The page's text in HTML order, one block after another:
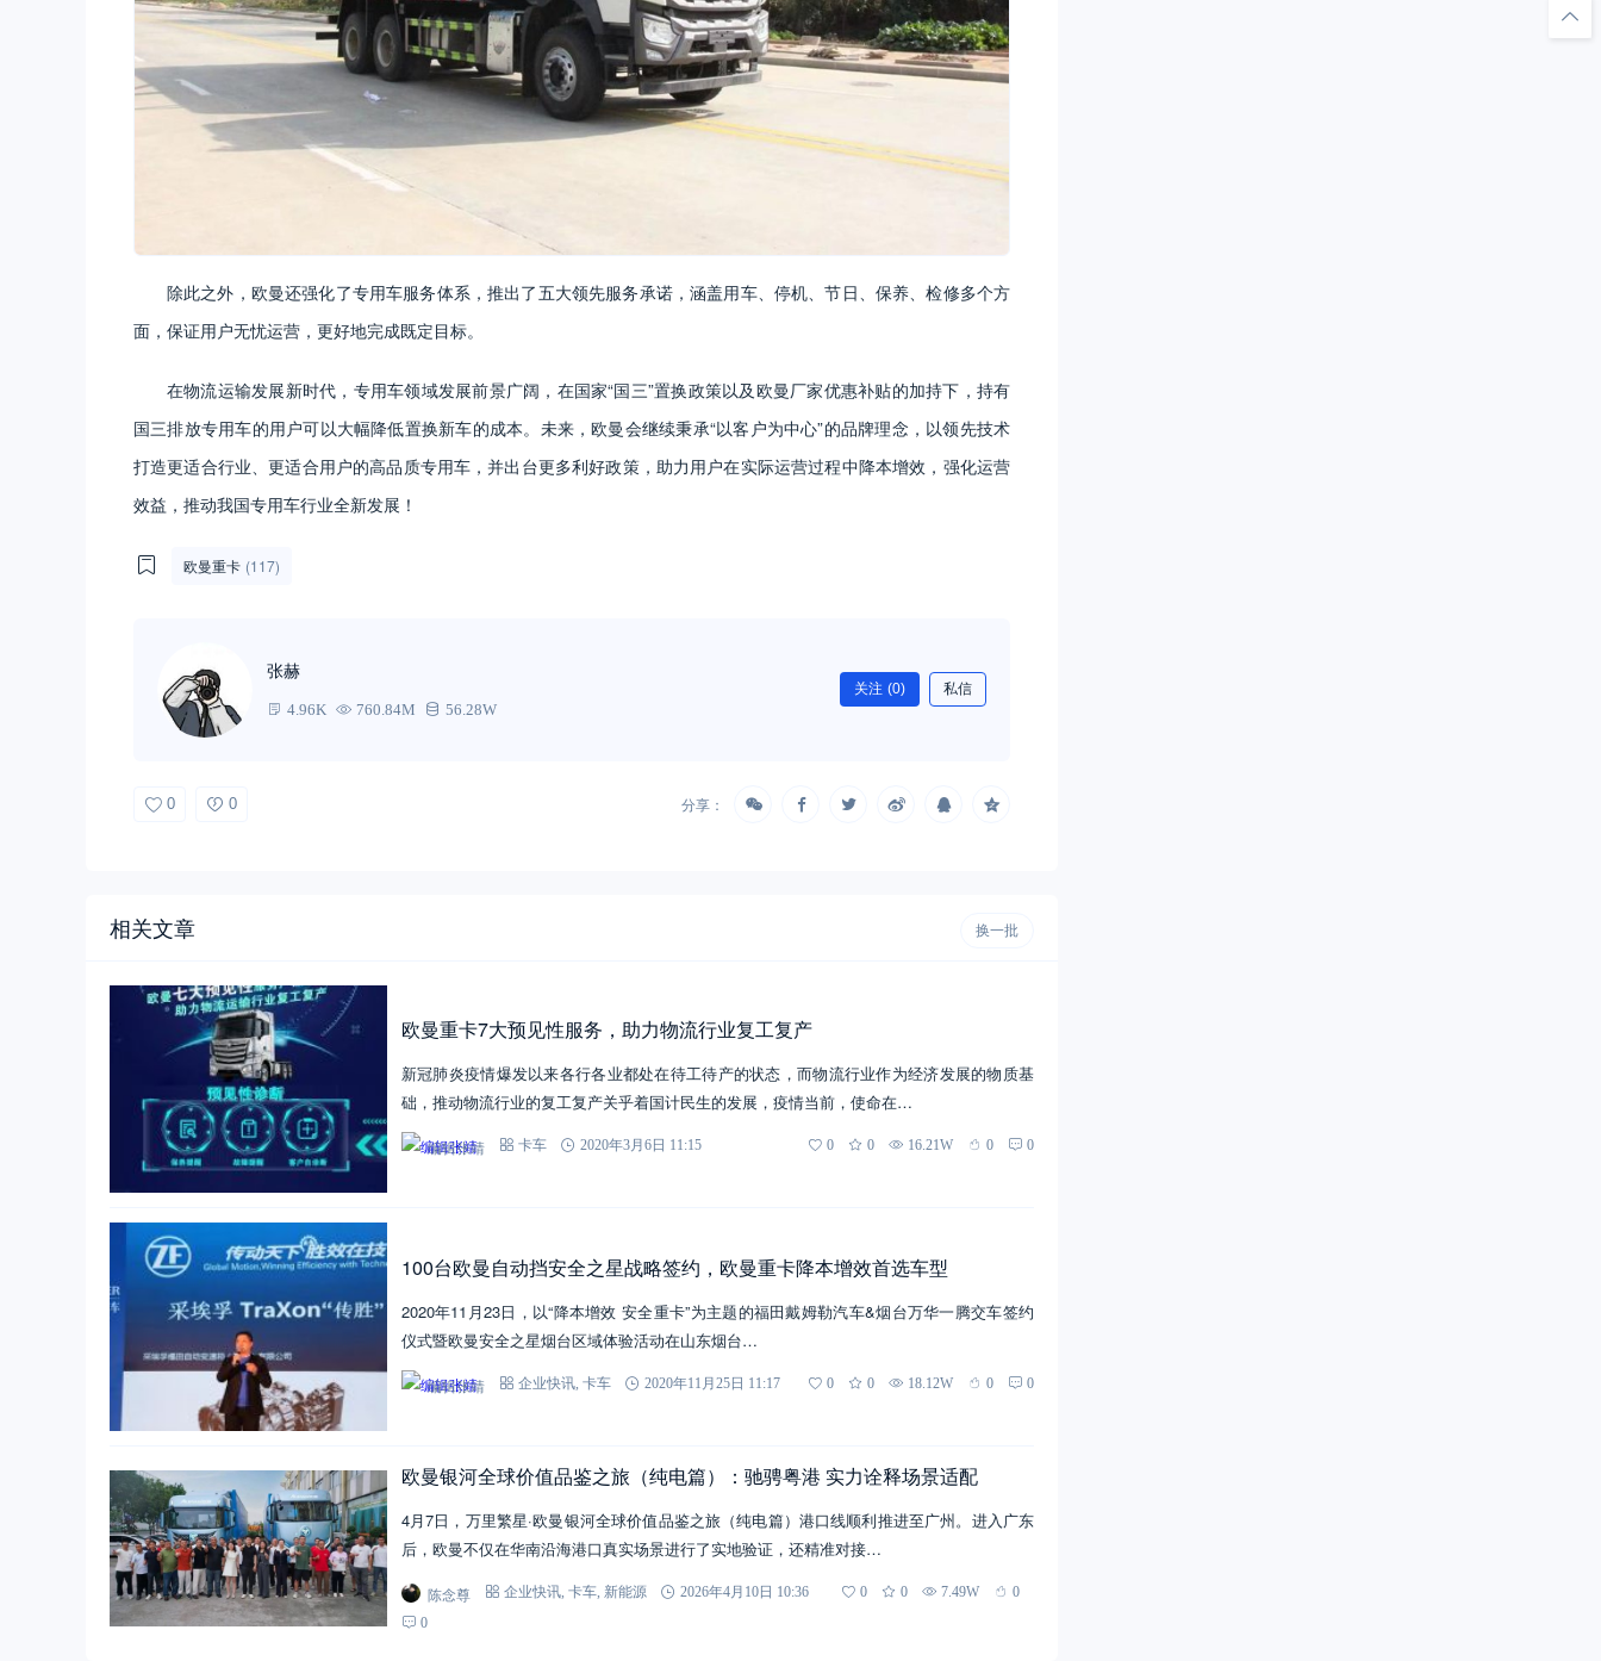
除此之外，欧曼还强化了专用车服务体系，推出了五大领先服务承诺，涵盖用车、停机、节日、保养、检修多个方
面，保证用户无忧运营，更好地完成既定目标。
在物流运输发展新时代，专用车领域发展前景广阔，在国家“国三”置换政策以及欧曼厂家优惠补贴的加持下，持有
国三排放专用车的用户可以大幅降低置换新车的成本。未来，欧曼会继续秉承“以客户为中心”的品牌理念，以领先技术
打造更适合行业、更适合用户的高品质专用车，并出台更多利好政策，助力用户在实际运营过程中降本增效，强化运营
效益，推动我国专用车行业全新发展！
欧曼重卡 (117)
张赫
4.96K 760.84M 56.28W
关注 (0) 私信
0 0 分享：
相关文章 换一批
欧曼重卡7大预见性服务，助力物流行业复工复产
新冠肺炎疫情爆发以来各行各业都处在待工待产的状态，而物流行业作为经济发展的物质基
础，推动物流行业的复工复产关乎着国计民生的发展，疫情当前，使命在…
编辑张靖 卡车 2020年3月6日 11:15 0 0 16.21W 0 0
100台欧曼自动挡安全之星战略签约，欧曼重卡降本增效首选车型
2020年11月23日，以“降本增效 安全重卡”为主题的福田戴姆勒汽车&烟台万华一腾交车签约
仪式暨欧曼安全之星烟台区域体验活动在山东烟台…
编辑张靖 企业快讯, 卡车 2020年11月25日 11:17 0 0 18.12W 0 0
欧曼银河全球价值品鉴之旅（纯电篇）：驰骋粤港 实力诠释场景适配
4月7日，万里繁星·欧曼银河全球价值品鉴之旅（纯电篇）港口线顺利推进至广州。进入广东
后，欧曼不仅在华南沿海港口真实场景进行了实地验证，还精准对接…
陈念尊 企业快讯, 卡车, 新能源 2026年4月10日 10:36 0 0 7.49W
0
0